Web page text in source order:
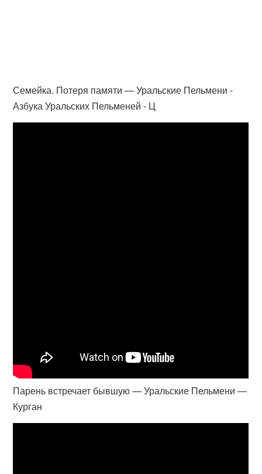
Семейка. Потеря памяти — Уральские Пельмени -
Азбука Уральских Пельменей - Ц
Парень встречает бывшую — Уральские Пельмени —
Курган